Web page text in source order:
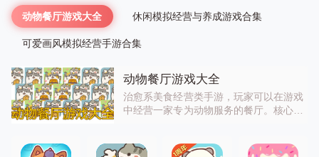
动物餐厅游戏大全 休闲模拟经营与养成游戏合集
可爱画风模拟经营手游合集
动物餐厅游戏大全
治愈系美食经营类手游，玩家可以在游戏
中经营一家专为动物服务的餐厅。核心玩
事，整体画风软萌可爱，玩法轻松解压，